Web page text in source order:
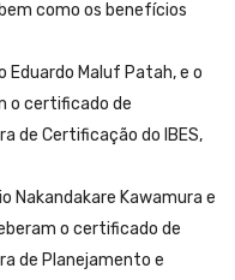
como os benefícios
Eduardo Maluf Patah, e o
o certificado de
de Certificação do IBES,
Nakandakare Kawamura e
o certificado de
de Planejamento e